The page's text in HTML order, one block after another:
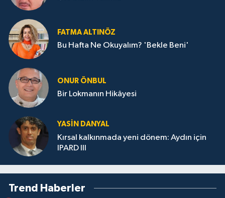
FATMA ALTINÖZ
Bu Hafta Ne Okuyalım? 'Bekle Beni'
ONUR ÖNBUL
Bir Lokmanın Hikâyesi
YASIN DANYAL
Kırsal kalkınmada yeni dönem: Aydın için
IPARD III
Trend Haberler